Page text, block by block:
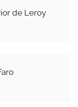
de Leroy